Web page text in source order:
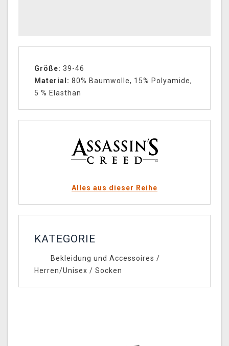
Größe: 39-46
Material: 80% Baumwolle, 15% Polyamide,
5 % Elasthan
Alles aus dieser Reihe
KATEGORIE
Bekleidung und Accessoires /
Herren/Unisex / Socken